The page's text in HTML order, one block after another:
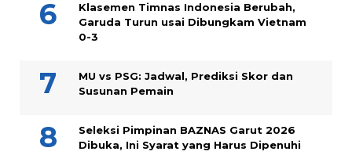
Klasemen Timnas Indonesia Berubah,
Garuda Turun usai Dibungkam Vietnam
0-3
MU vs PSG: Jadwal, Prediksi Skor dan
Susunan Pemain
Seleksi Pimpinan BAZNAS Garut 2026
Dibuka, Ini Syarat yang Harus Dipenuhi